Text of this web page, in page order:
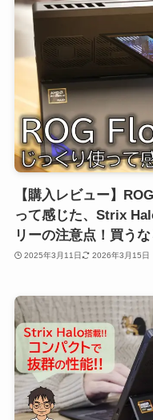
【購入レビュー】
って感じた、Strix
リーの注意点！買う
2025年3月11日 2026年3月15日